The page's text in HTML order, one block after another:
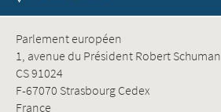
Parlement européen
1, avenue du Président Robert Schuman
CS 91024
F-67070 Strasbourg Cedex
France